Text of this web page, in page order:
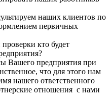
наших клиентов по
первичных
кто будет
Вашего предприятия при
что для этого нам
нашего ответственного
отношения с нами